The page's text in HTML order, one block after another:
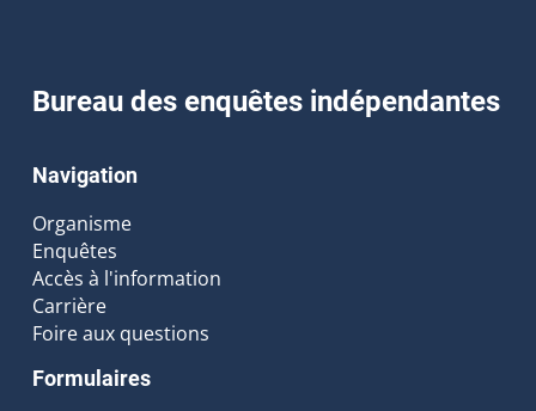
Bureau des enquêtes indépendantes
Navigation
Organisme
Enquêtes
Accès à l'information
Carrière
Foire aux questions
Formulaires